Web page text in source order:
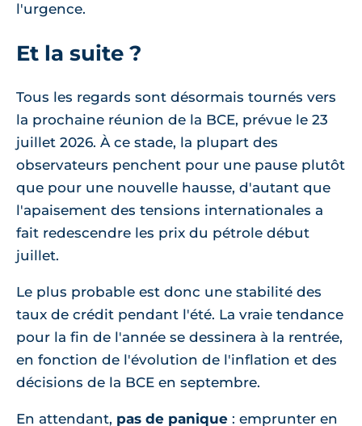
l'urgence.
Et la suite ?
Tous les regards sont désormais tournés vers
la prochaine réunion de la BCE, prévue le 23
juillet 2026. À ce stade, la plupart des
observateurs penchent pour une pause plutôt
que pour une nouvelle hausse, d'autant que
l'apaisement des tensions internationales a
fait redescendre les prix du pétrole début
juillet.
Le plus probable est donc une stabilité des
taux de crédit pendant l'été. La vraie tendance
pour la fin de l'année se dessinera à la rentrée,
en fonction de l'évolution de l'inflation et des
décisions de la BCE en septembre.
En attendant, pas de panique : emprunter en